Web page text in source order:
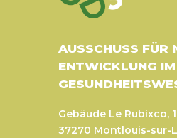
AUSSCHUSS FÜR
ENTWICKLUNG IM
Gebäude Le Rubixco,
37270 Montlouis-sur-